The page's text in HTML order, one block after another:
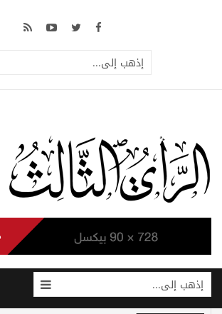
إذهب إلى...
إذهب إلى...